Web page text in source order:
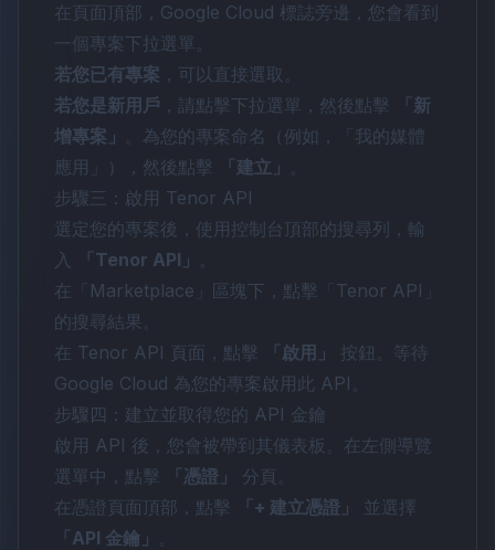
在頁面頂部，Google Cloud 標誌旁邊，您會看到
一個專案下拉選單。
若您已有專案 ，可以直接選取。
若您是新用戶 ，請點擊下拉選單，然後點擊
「新
增專案」
。為您的專案命名（例如，「我的媒體
應用」），然後點擊
「建立」
步驟三：啟用 Tenor API
選定您的專案後，使用控制台頂部的搜尋列，輸
入
「Tenor API」
在「Marketplace」區塊下，點擊「Tenor API」
的搜尋結果。
在 Tenor API 頁面，點擊
「啟用」
按鈕。等待
Google Cloud 為您的專案啟用此 API。
步驟四：建立並取得您的 API 金鑰
啟用 API 後，您會被帶到其儀表板。在左側導覽
選單中，點擊
「憑證」
分頁。
在憑證頁面頂部，點擊
「+ 建立憑證」
並選擇
「API 金鑰」